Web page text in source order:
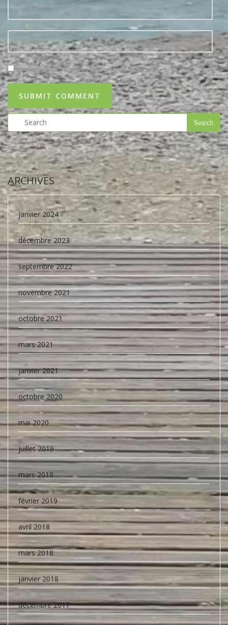
Oui, ajoutez-moi à votre liste de diffusion.
ARCHIVES
janvier 2024
décembre 2023
septembre 2022
novembre 2021
octobre 2021
mars 2021
janvier 2021
octobre 2020
mai 2020
juillet 2019
mars 2019
février 2019
avril 2018
mars 2018
janvier 2018
décembre 2017